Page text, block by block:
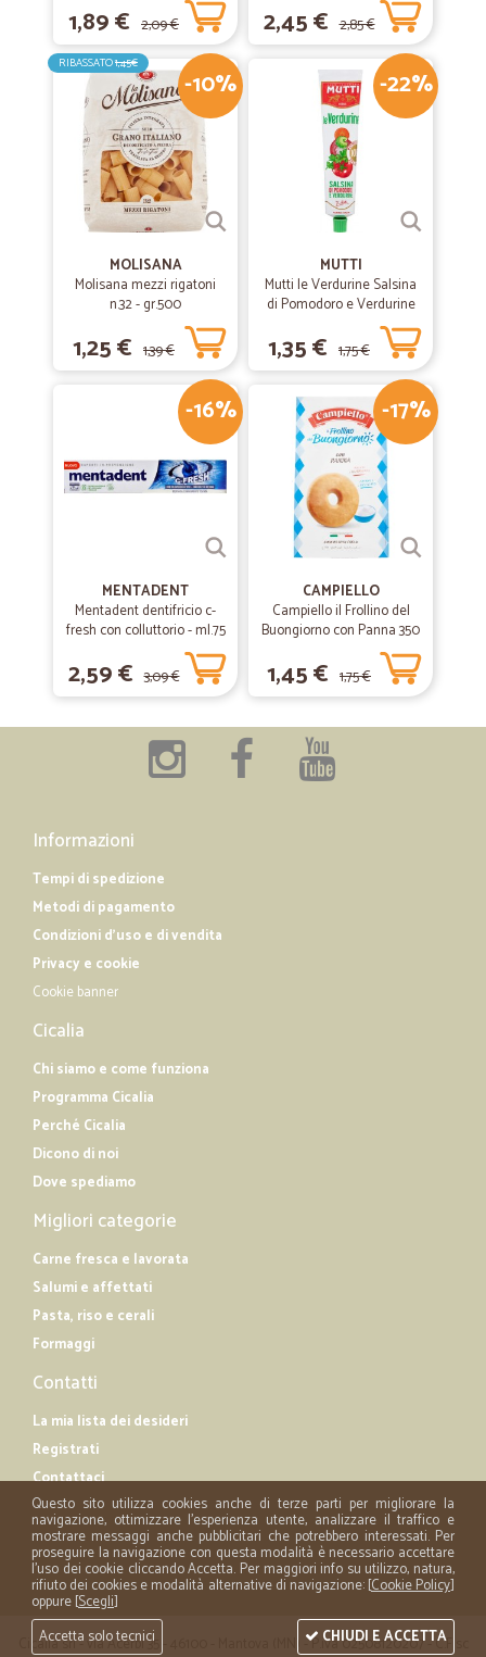
1,89 € 2,09 € 2,45 € 2,85 €
-10%
RIBASSATO1,45€
MOLISANA
Molisana mezzi rigatoni
n.32 - gr.500
1,25 € 1,39 €
-22%
MUTTI
Mutti le Verdurine Salsina
di Pomodoro e Verdurine
1,35 € 1,75 €
-16%
MENTADENT
Mentadent dentifricio c-
fresh con colluttorio - ml.75
2,59 € 3,09 €
-17%
CAMPIELLO
Campiello il Frollino del
Buongiorno con Panna 350
1,45 € 1,75 €
Informazioni
Tempi di spedizione
Metodi di pagamento
Condizioni d'uso e di vendita
Privacy e cookie
Cookie banner
Cicalia
Chi siamo e come funziona
Programma Cicalia
Perché Cicalia
Dicono di noi
Dove spediamo
Migliori categorie
Carne fresca e lavorata
Salumi e affettati
Pasta, riso e cerali
Formaggi
Contatti
La mia lista dei desideri
Registrati
Contattaci
Cicalia srl - via Acerbi 35 - 46100 - Mantova (MN) - P.iva 02508120207 - C.Fisc
Questo sito utilizza cookies anche di terze parti per migliorare la
navigazione, ottimizzare l'esperienza utente, analizzare il traffico e
mostrare messaggi anche pubblicitari che potrebbero interessati. Per
proseguire la navigazione con questa modalità è necessario accettare
l'uso dei cookie cliccando Accetta. Per maggiori info su utilizzo, natura,
rifiuto dei cookies e modalità alternative di navigazione: [Cookie Policy]
oppure [Scegli]
Accetta solo tecnici
CHIUDI E ACCETTA